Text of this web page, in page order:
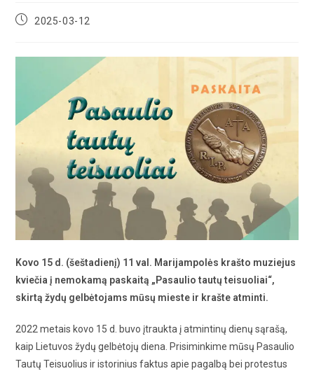
2025-03-12
Kovo 15 d. (šeštadienį) 11 val. Marijampolės krašto muziejus
kviečia į nemokamą paskaitą „Pasaulio tautų teisuoliai“,
skirtą žydų gelbėtojams mūsų mieste ir krašte atminti.
2022 metais kovo 15 d. buvo įtraukta į atmintinų dienų sąrašą,
kaip Lietuvos žydų gelbėtojų diena. Prisiminkime mūsų Pasaulio
Tautų Teisuolius ir istorinius faktus apie pagalbą bei protestus